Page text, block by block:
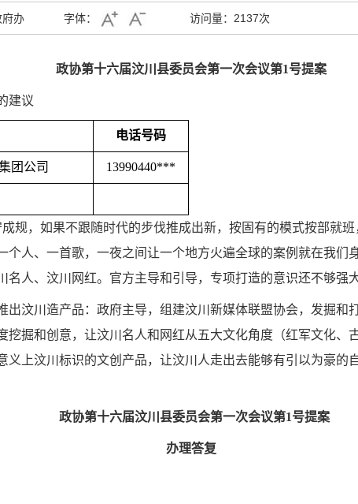
办 字体： 访问量： 2137次
政协第十六届汶川县委员会第一次会议第1号提案
建议
电话号码
团公司 13990440***
规，如果不跟随时代的步伐推成出新，按固有的模式按部就
人、一首歌，一夜之间让一个地方火遍全球的案例就在我们
人、汶川网红。官方主导和引导，专项打造的意识还不够强大
出汶川造产品：政府主导，组建汶川新媒体联盟协会，发掘和
挖掘和创意，让汶川名人和网红从五大文化角度（红军文化、
义上汶川标识的文创产品，让汶川人走出去能够有引以为豪的
政协第十六届汶川县委员会第一次会议第1号提案
办理答复